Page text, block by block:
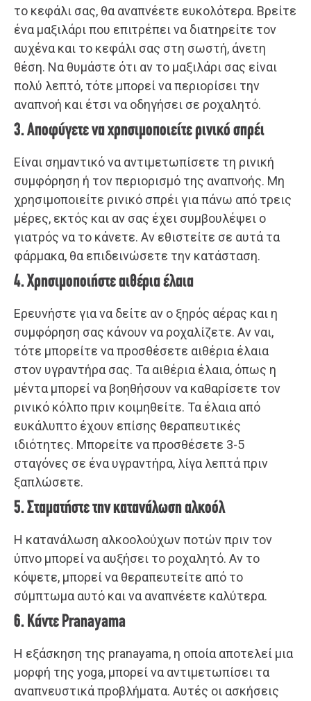
το κεφάλι σας, θα αναπνέετε ευκολότερα. Βρείτε
ένα μαξιλάρι που επιτρέπει να διατηρείτε τον
αυχένα και το κεφάλι σας στη σωστή, άνετη
θέση. Να θυμάστε ότι αν το μαξιλάρι σας είναι
πολύ λεπτό, τότε μπορεί να περιορίσει την
αναπνοή και έτσι να οδηγήσει σε ροχαλητό.
3. Αποφύγετε να χρησιμοποιείτε ρινικό σπρέι
Είναι σημαντικό να αντιμετωπίσετε τη ρινική
συμφόρηση ή τον περιορισμό της αναπνοής. Μη
χρησιμοποιείτε ρινικό σπρέι για πάνω από τρεις
μέρες, εκτός και αν σας έχει συμβουλέψει ο
γιατρός να το κάνετε. Αν εθιστείτε σε αυτά τα
φάρμακα, θα επιδεινώσετε την κατάσταση.
4. Χρησιμοποιήστε αιθέρια έλαια
Ερευνήστε για να δείτε αν ο ξηρός αέρας και η
συμφόρηση σας κάνουν να ροχαλίζετε. Αν ναι,
τότε μπορείτε να προσθέσετε αιθέρια έλαια
στον υγραντήρα σας. Τα αιθέρια έλαια, όπως η
μέντα μπορεί να βοηθήσουν να καθαρίσετε τον
ρινικό κόλπο πριν κοιμηθείτε. Τα έλαια από
ευκάλυπτο έχουν επίσης θεραπευτικές
ιδιότητες. Μπορείτε να προσθέσετε 3-5
σταγόνες σε ένα υγραντήρα, λίγα λεπτά πριν
ξαπλώσετε.
5. Σταματήστε την κατανάλωση αλκοόλ
Η κατανάλωση αλκοολούχων ποτών πριν τον
ύπνο μπορεί να αυξήσει το ροχαλητό. Αν το
κόψετε, μπορεί να θεραπευτείτε από το
σύμπτωμα αυτό και να αναπνέετε καλύτερα.
6. Κάντε Pranayama
Η εξάσκηση της pranayama, η οποία αποτελεί μια
μορφή της yoga, μπορεί να αντιμετωπίσει τα
αναπνευστικά προβλήματα. Αυτές οι ασκήσεις